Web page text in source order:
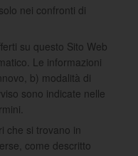
nei confronti di
su questo Sito Web
Le informazioni
b) modalità di
sono indicate nelle
che si trovano in
come descritto